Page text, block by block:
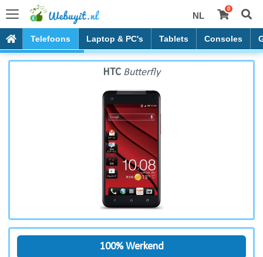
NL
0
Telefoons Laptop & PC's Tablets Consoles
HTC Butterfly
HTC Butterfly
100% Werkend